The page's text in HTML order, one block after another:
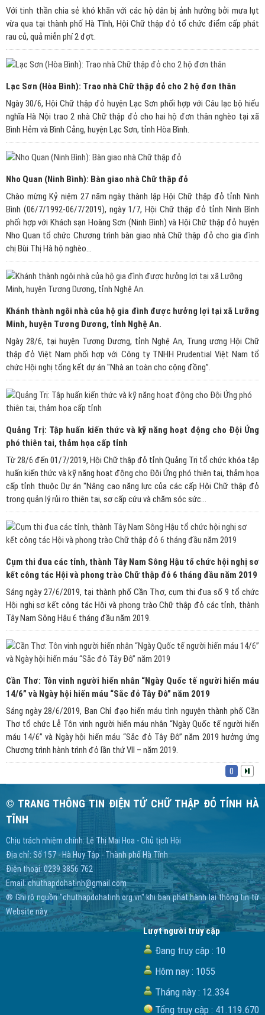
Với tinh thần chia sẻ khó khăn với các hộ dân bị ảnh hưởng bởi mưa lụt
vừa qua tại thành phố Hà Tĩnh, Hội Chữ thập đỏ tổ chức điểm cấp phát
rau củ, quả miễn phí 2 đợt.
Lạc Sơn (Hòa Bình): Trao nhà Chữ thập đỏ cho 2 hộ đơn thân
Ngày 30/6, Hội Chữ thập đỏ huyện Lạc Sơn phối hợp với Câu lạc bộ hiếu
nghĩa Hà Nội trao 2 nhà Chữ thập đỏ cho hai hộ đơn thân nghèo tại xã
Bình Hẻm và Bình Cảng, huyện Lạc Sơn, tỉnh Hòa Bình.
Nho Quan (Ninh Bình): Bàn giao nhà Chữ thập đỏ
Chào mừng Kỷ niệm 27 năm ngày thành lập Hội Chữ thập đỏ tỉnh Ninh
Bình (06/7/1992-06/7/2019), ngày 1/7, Hội Chữ thập đỏ tỉnh Ninh Bình
phối hợp với Khách sạn Hoàng Sơn (Ninh Bình) và Hội Chữ thập đỏ huyện
Nho Quan tổ chức Chương trình bàn giao nhà Chữ thập đỏ cho gia đình
chị Bùi Thị Hà hộ nghèo...
Khánh thành ngôi nhà của hộ gia đình được hưởng lợi tại xã Lưỡng
Minh, huyện Tương Dương, tỉnh Nghệ An.
Ngày 28/6, tại huyện Tương Dương, tỉnh Nghệ An, Trung ương Hội Chữ
thập đỏ Việt Nam phối hợp với Công ty TNHH Prudential Việt Nam tổ
chức Hội nghị tổng kết dự án "Nhà an toàn cho cộng đồng”.
Quảng Trị: Tập huấn kiến thức và kỹ năng hoạt động cho Đội Ứng
phó thiên tai, thảm họa cấp tỉnh
Từ 28/6 đến 01/7/2019, Hội Chữ thập đỏ tỉnh Quảng Trị tổ chức khóa tập
huấn kiến thức và kỹ năng hoạt động cho Đội Ứng phó thiên tai, thảm họa
cấp tỉnh thuộc Dự án "Nâng cao năng lực của các cấp Hội Chữ thập đỏ
trong quản lý rủi ro thiên tai, sơ cấp cứu và chăm sóc sức...
Cụm thi đua các tỉnh, thành Tây Nam Sông Hậu tổ chức hội nghị sơ
kết công tác Hội và phong trào Chữ thập đỏ 6 tháng đầu năm 2019
Sáng ngày 27/6/2019, tại thành phố Cần Thơ, cụm thi đua số 9 tổ chức
Hội nghị sơ kết công tác Hội và phong trào Chữ thập đỏ các tỉnh, thành
Tây Nam Sông Hậu 6 tháng đầu năm 2019.
Cần Thơ: Tôn vinh người hiến nhân “Ngày Quốc tế người hiến máu
14/6” và Ngày hội hiến máu “Sắc đỏ Tây Đô” năm 2019
Sáng ngày 28/6/2019, Ban Chỉ đạo hiến máu tình nguyện thành phố Cần
Thơ tổ chức Lễ Tôn vinh người hiến máu nhân “Ngày Quốc tế người hiến
máu 14/6” và Ngày hội hiến máu “Sắc đỏ Tây Đô” năm 2019 hưởng ứng
Chương trình hành trình đỏ lần thứ VII – năm 2019.
0
© TRANG THÔNG TIN ĐIỆN TỬ CHỮ THẬP ĐỎ TỈNH HÀ
TĨNH
Chịu trách nhiệm chính: Lê Thị Mai Hoa - Chủ tịch Hội
Địa chỉ: Số 157 - Hà Huy Tập - Thành phố Hà Tĩnh
Điện thoại: 0239 3856 762
Email:chuthapdohatinh@gmail.com
® Ghi rõ nguồn "chuthapdohatinh.org.vn" khi bạn phát hành lại thông tin từ
Website này.
Lượt người truy cập
Đang truy cập : 10
Hôm nay : 1055
Tháng này : 12.334
Tổng truy cập : 41.119.670